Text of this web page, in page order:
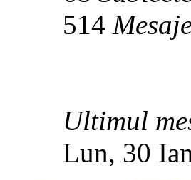
514
Ultimul
Lun, 30